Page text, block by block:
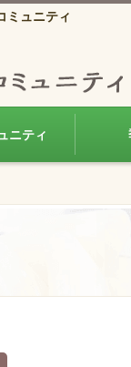
ミュニティ
ニティ